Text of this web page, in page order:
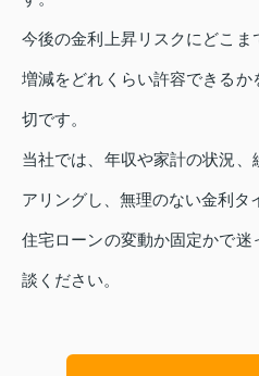
今後の金利上昇リスクにどこ
増減をどれくらい許容できる
切です。
当社では、年収や家計の状況、
アリングし、無理のない金利タ
住宅ローンの変動か固定かで
談ください。